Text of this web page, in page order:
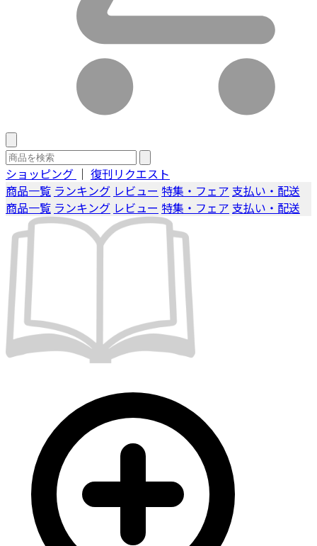
ショッピング ｜ 復刊リクエスト
商品一覧 ランキング レビュー 特集・フェア 支払い・配送
商品一覧 ランキング レビュー 特集・フェア 支払い・配送